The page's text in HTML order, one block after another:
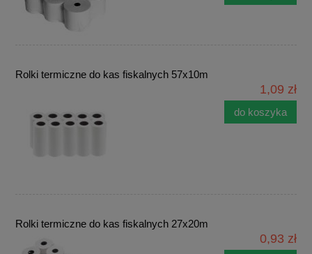
Rolki termiczne do kas fiskalnych 57x10m
1,09 zł
do koszyka
Rolki termiczne do kas fiskalnych 27x20m
0,93 zł